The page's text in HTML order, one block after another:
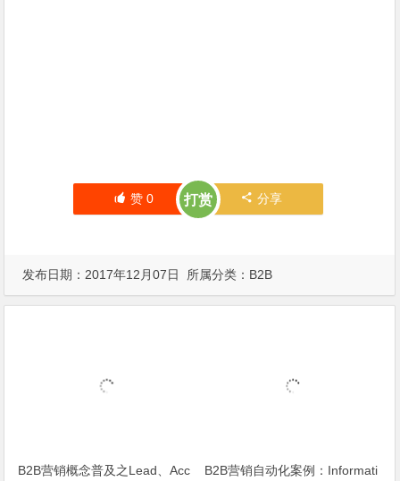
赞0 打赏 分享
发布日期：2017年12月07日 所属分类： B2B
B2B营销概念普及之Lead、Acc
B2B营销自动化案例：Informati